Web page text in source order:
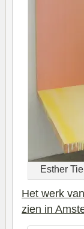
Esther
Het werk
zien in